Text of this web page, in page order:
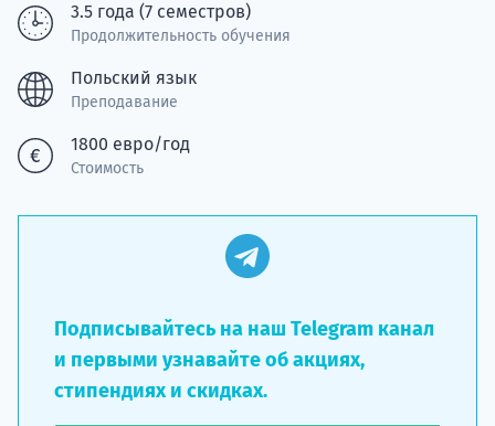
3.5 года (7 семестров)
Продолжительность обучения
Польский язык
Преподавание
1800 евро/год
Стоимость
Подписывайтесь на наш Telegram канал
и первыми узнавайте об акциях,
стипендиях и скидках.